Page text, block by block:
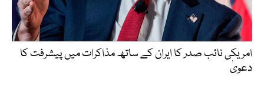
امریکی نائب صدر کا ایران کے ساتھ مذاکرات میں پیشرفت کا
دعویٰ